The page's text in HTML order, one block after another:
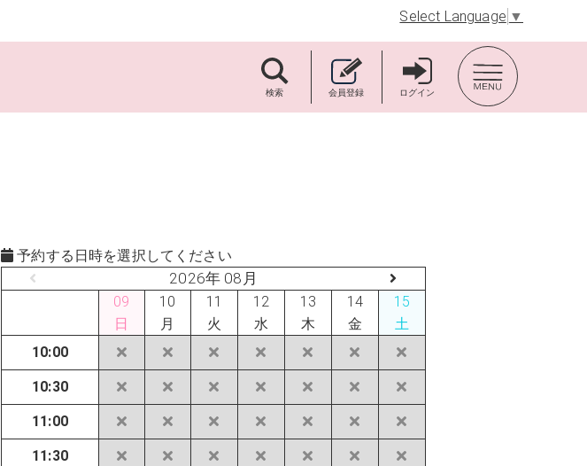
Select Language ▼
検索 会員登録 ログイン
予約する日時を選択してください
2026年 08月
09
日
10
月
11
火
12
水
13
木
14
金
15
土
10:00
10:30
11:00
11:30